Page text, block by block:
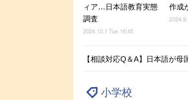
ィア…日本語教育実態
調査
2024.10.1 Tue 16:45
作成
【相談対応Q＆A】日本語が
小学校